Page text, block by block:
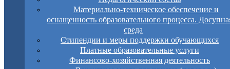
Материально-техническое обеспечение и
оснащенность образовательного процесса.
среда
Стипендии и меры поддержки обучающихся
Платные образовательные услуги
Финансово-хозяйственная деятельность